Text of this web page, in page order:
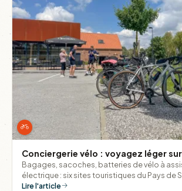
Conciergerie vélo : voyagez léger
Bagages, sacoches, batteries de vélo à
électrique : six sites touristiques du Pays de
proposent un dépôt sécurisé et gratuit pour
Lire l'article